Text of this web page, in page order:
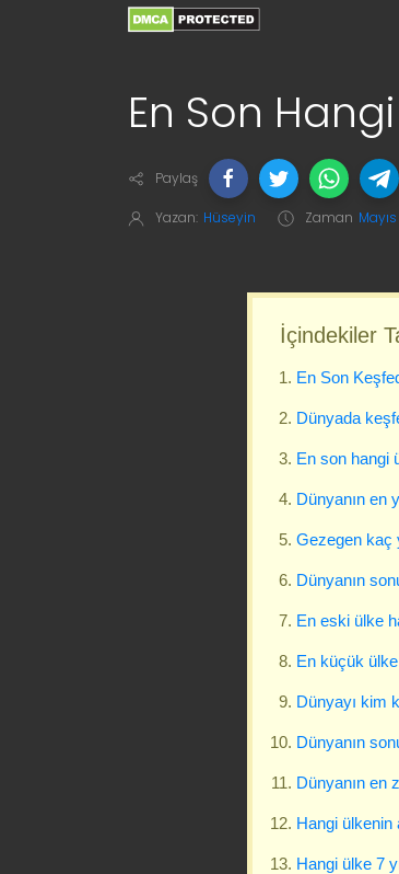
En Son
Paylaş
Yazan: Hüseyin Zaman
İçindekiler
En Son
Dünyada
En son hangi
Dünyanın en
Gezegen kaç
Dünyanın
En eski ülke
En küçük
Dünyayı kim
Dünyanın
Dünyanın en
Hangi ülkenin
Hangi ülke 7